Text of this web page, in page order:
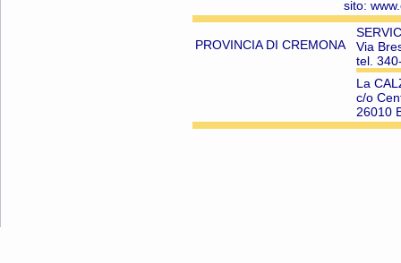
sito:
PROVINCIA DI CREMONA
Via
tel.
La
c/o
26010